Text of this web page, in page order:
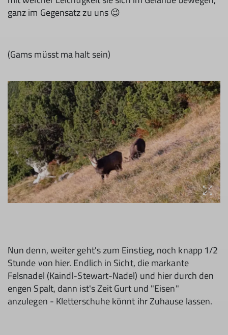
ganz im Gegensatz zu uns 😉
(Gams müsst ma halt sein)
Nun denn, weiter geht's zum Einstieg, noch knapp 1/2
Stunde von hier. Endlich in Sicht, die markante
Felsnadel (Kaindl-Stewart-Nadel) und hier durch den
engen Spalt, dann ist's Zeit Gurt und "Eisen"
anzulegen - Kletterschuhe könnt ihr Zuhause lassen.